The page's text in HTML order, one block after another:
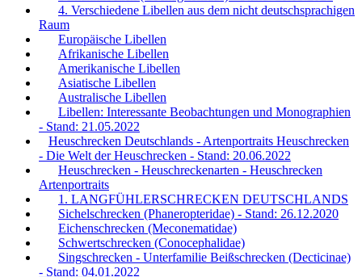
4. Verschiedene Libellen aus dem nicht deutschsprachigen
Raum
Europäische Libellen
Afrikanische Libellen
Amerikanische Libellen
Asiatische Libellen
Australische Libellen
Libellen: Interessante Beobachtungen und Monographien
- Stand: 21.05.2022
Heuschrecken Deutschlands - Artenportraits Heuschrecken
- Die Welt der Heuschrecken - Stand: 20.06.2022
Heuschrecken - Heuschreckenarten - Heuschrecken
Artenportraits
1. LANGFÜHLERSCHRECKEN DEUTSCHLANDS
Sichelschrecken (Phaneropteridae) - Stand: 26.12.2020
Eichenschrecken (Meconematidae)
Schwertschrecken (Conocephalidae)
Singschrecken - Unterfamilie Beißschrecken (Decticinae)
- Stand: 04.01.2022